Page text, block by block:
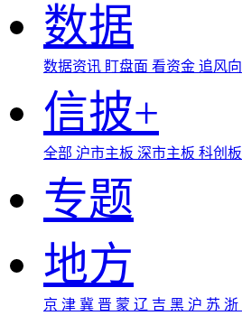
数据
数据资讯 盯盘面 看资金 追风向
信披+
全部 沪市主板 深市主板 科创板
专题
地方
京 津 冀 晋 蒙 辽 吉 黑 沪 苏 浙